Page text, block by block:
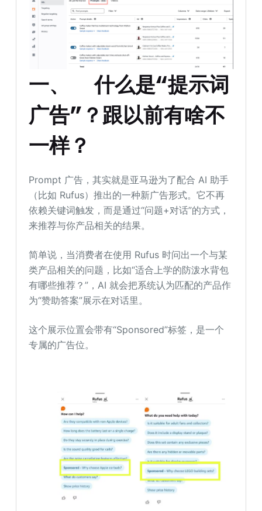
一、什么是“提示词
广告”？跟以前有啥不
一样？
Prompt 广告，其实就是亚马逊为了配合 AI 助手
（比如 Rufus）推出的一种新广告形式。它不再
依赖关键词触发，而是通过“问题+对话”的方式，
来推荐与你产品相关的结果。
简单说，当消费者在使用 Rufus 时问出一个与某
类产品相关的问题，比如“适合上学的防泼水背包
有哪些推荐？”，AI 就会把系统认为匹配的产品作
为“赞助答案”展示在对话里。
这个展示位置会带有“Sponsored”标签，是一个
专属的广告位。